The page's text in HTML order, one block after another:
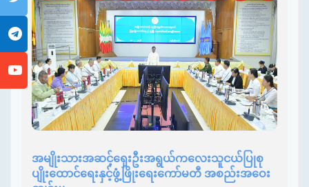
အမျိုးသားအဆင့်ရှေးဦးအရွယ်ကလေးသူငယ်ပြုစု
ပျိုးထောင်ရေးနှင့်ဖွံ့ဖြိုးရေးကော်မတီ အစည်းအဝေး